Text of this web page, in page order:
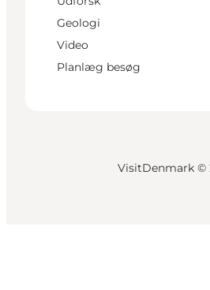
Geologi
Video
Planlæg besøg
VisitDenmark ©